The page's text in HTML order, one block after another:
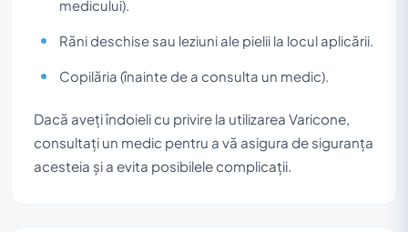
medicului).
Răni deschise sau leziuni ale pielii la locul aplicării.
Copilăria (înainte de a consulta un medic).
Dacă aveți îndoieli cu privire la utilizarea Varicone,
consultați un medic pentru a vă asigura de siguranța
acesteia și a evita posibilele complicații.